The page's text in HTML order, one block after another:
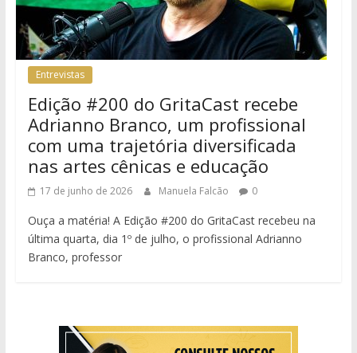
Entrevistas
Edição #200 do GritaCast recebe
Adrianno Branco, um profissional
com uma trajetória diversificada
nas artes cênicas e educação
17 de junho de 2026 Manuela Falcão 0
Ouça a matéria! A Edição #200 do GritaCast recebeu na
última quarta, dia 1º de julho, o profissional Adrianno
Branco, professor